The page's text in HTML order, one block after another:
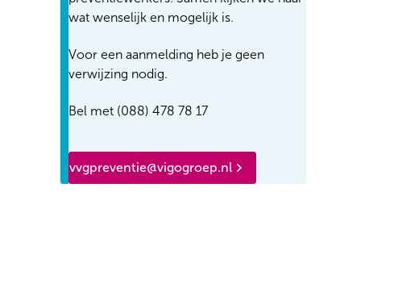
wat wenselijk en mogelijk is.
Voor een aanmelding heb je geen
verwijzing nodig.
Bel met (088) 478 78 17
vvgpreventie@vigogroep.nl